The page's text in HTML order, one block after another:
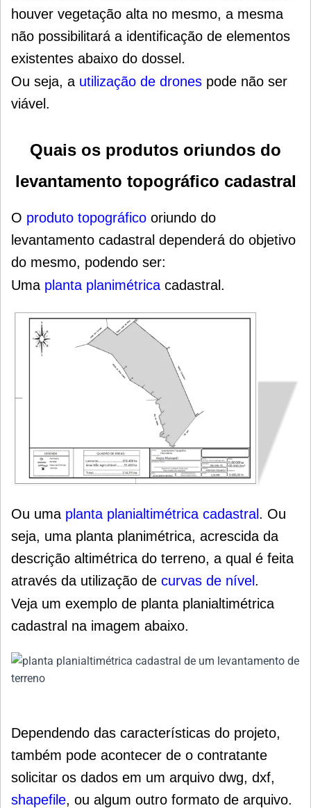
houver vegetação alta no mesmo, a mesma
não possibilitará a identificação de elementos
existentes abaixo do dossel.
Ou seja, a utilização de drones pode não ser
viável.
Quais os produtos oriundos do
levantamento topográfico cadastral
O produto topográfico oriundo do
levantamento cadastral dependerá do objetivo
do mesmo, podendo ser:
Uma planta planimétrica cadastral.
Ou uma planta planialtimétrica cadastral. Ou
seja, uma planta planimétrica, acrescida da
descrição altimétrica do terreno, a qual é feita
através da utilização de curvas de nível.
Veja um exemplo de planta planialtimétrica
cadastral na imagem abaixo.
Dependendo das características do projeto,
também pode acontecer de o contratante
solicitar os dados em um arquivo dwg, dxf,
shapefile, ou algum outro formato de arquivo.